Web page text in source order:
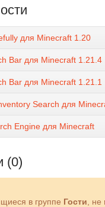
для Minecraft 1.20
Bar для Minecraft 1.21.4
Bar для Minecraft 1.21.1
Search для
Engine для Minecraft
(0)
в группе Гости ,